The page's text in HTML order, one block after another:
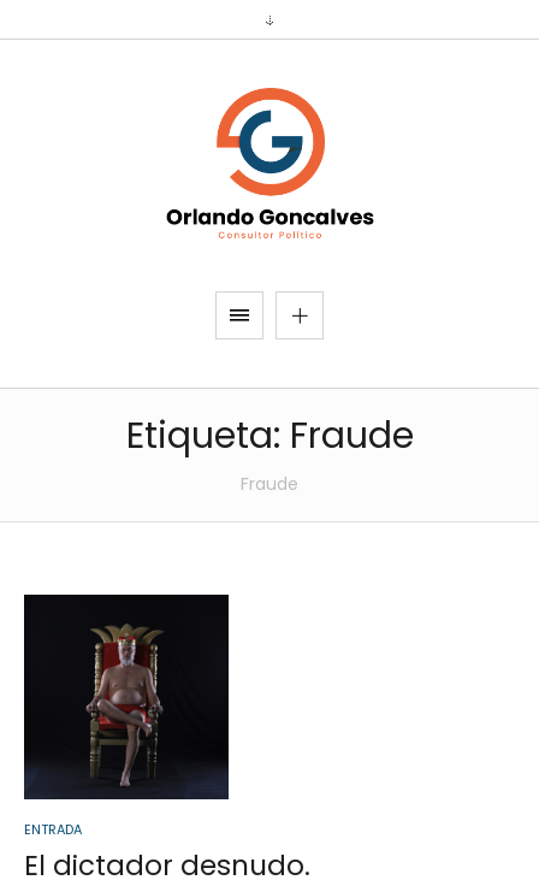
Sector Público
Servicios
Etiqueta: Fraude
Fraude
ENTRADA
El dictador desnudo.